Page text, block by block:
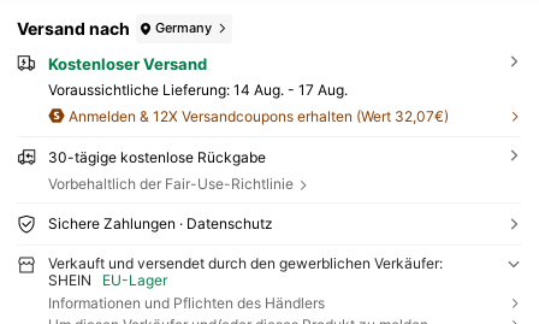
Versand nach Germany
Kostenloser Versand
Voraussichtliche Lieferung: 14 Aug. - 17 Aug.
Anmelden & 12X Versandcoupons erhalten (Wert 32,07€)
30-tägige kostenlose Rückgabe
Vorbehaltlich der Fair-Use-Richtlinie
Sichere Zahlungen · Datenschutz
Verkauft und versendet durch den gewerblichen Verkäufer:
SHEIN
EU-Lager
Informationen und Pflichten des Händlers